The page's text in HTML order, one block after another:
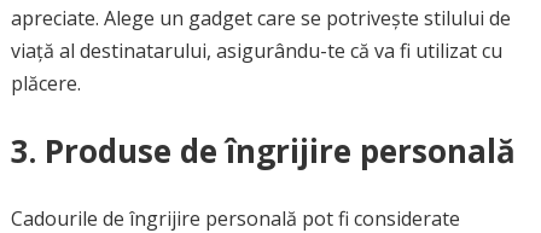
apreciate. Alege un gadget care se potrivește stilului de
viață al destinatarului, asigurându-te că va fi utilizat cu
plăcere.
3. Produse de îngrijire personală
Cadourile de îngrijire personală pot fi considerate